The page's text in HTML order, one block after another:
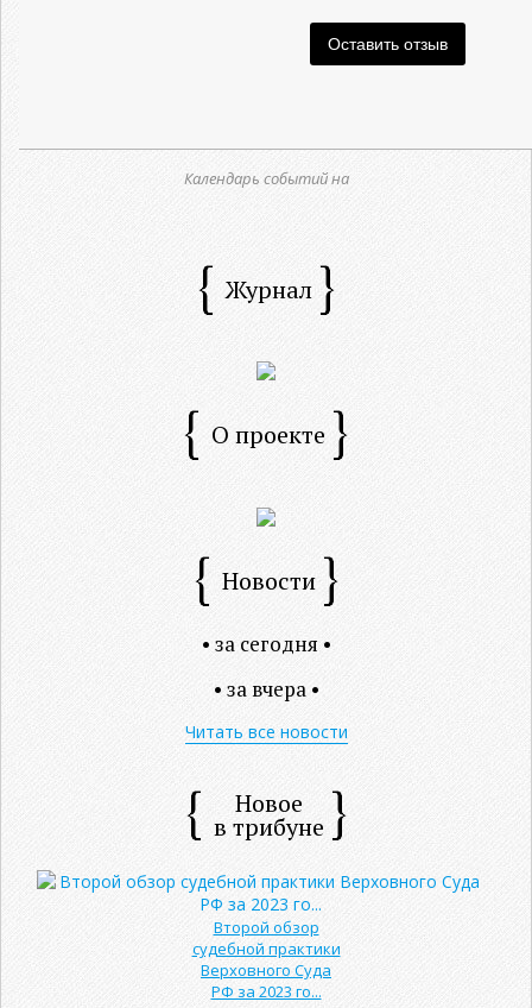
Календарь событий на
Журнал
О проекте
Новости
• за сегодня •
• за вчера •
Читать все новости
Новое
в трибуне
Второй обзор
судебной практики
Верховного Суда
РФ за 2023 го...